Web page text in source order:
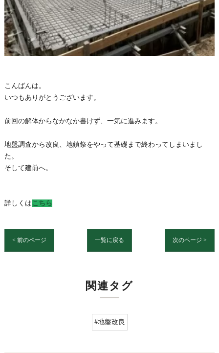
こんばんは。
いつもありがとうございます。
前回の解体からなかなか書けず、一気に進みます。
地盤調査から改良、地鎮祭をやって基礎まで終わってしまいまし
た。
そして建前へ。
詳しくは こちら
< 前のページ 一覧に戻る 次のページ >
関連タグ
#地盤改良